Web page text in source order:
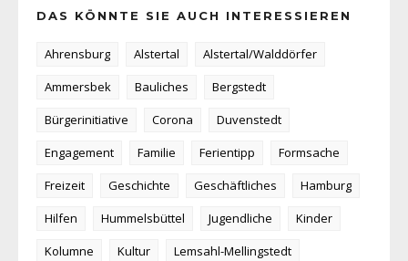
DAS KÖNNTE SIE AUCH INTERESSIEREN
Ahrensburg Alstertal
Alstertal/Walddörfer
Ammersbek
Bauliches
Bergstedt
Bürgerinitiative
Corona
Duvenstedt
Engagement
Familie Ferientipp
Formsache
Freizeit
Geschichte Geschäftliches
Hamburg
Hilfen
Hummelsbüttel Jugendliche
Kinder
Kolumne
Kultur
Lemsahl-Mellingstedt